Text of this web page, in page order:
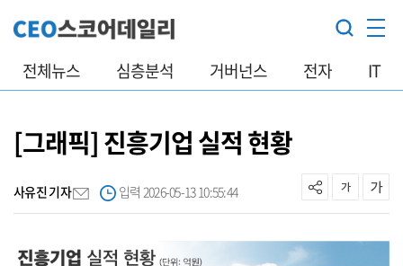
전체뉴스 심층분석 거버넌스 전자 IT
[그래픽] 진흥기업 실적 현황
사유진 기자 입력 2026-05-13 10:55:44